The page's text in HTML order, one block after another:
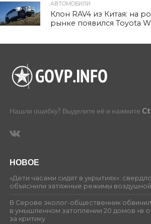
144
АВТОМОБИЛИ
Клон RAV4 из Китая: на
рынке появился Toyota
Нашли ошибку? Выделите её и нажмите
НОВОЕ
«Дети часами сидят в укрытиях»:
объяснили затяжные режимы
В Серове эколог-общественник
в умышленном затоплении 20 домов «в
за критику